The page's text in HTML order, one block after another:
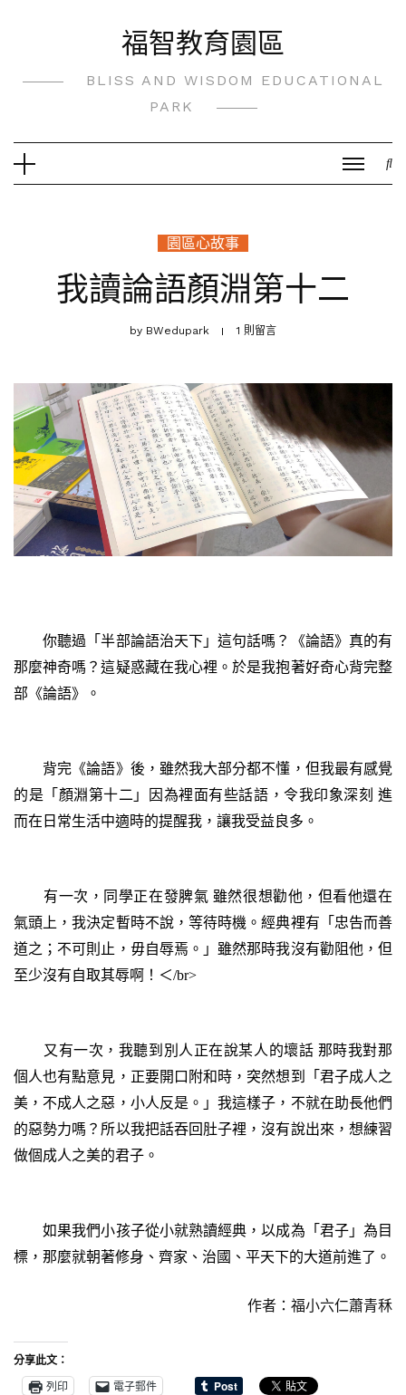
福智教育園區
BLISS AND WISDOM EDUCATIONAL
PARK
園區心故事
我讀論語顏淵第十二
by BWedupark 1 則留言
你聽過「半部論語治天下」這句話嗎？《論語》真的有
那麼神奇嗎？這疑惑藏在我心裡。於是我抱著好奇心背完整
部《論語》。
背完《論語》後，雖然我大部分都不懂，但我最有感覺
的是「顏淵第十二」因為裡面有些話語，令我印象深刻 進
而在日常生活中適時的提醒我，讓我受益良多。
有一次，同學正在發脾氣 雖然很想勸他，但看他還在
氣頭上，我決定暫時不說，等待時機。經典裡有「忠告而善
道之；不可則止，毋自辱焉。」雖然那時我沒有勸阻他，但
至少沒有自取其辱啊！＜/br>
又有一次，我聽到別人正在說某人的壞話 那時我對那
個人也有點意見，正要開口附和時，突然想到「君子成人之
美，不成人之惡，小人反是。」我這樣子，不就在助長他們
的惡勢力嗎？所以我把話吞回肚子裡，沒有說出來，想練習
做個成人之美的君子。
如果我們小孩子從小就熟讀經典，以成為「君子」為目
標，那麼就朝著修身、齊家、治國、平天下的大道前進了。
作者：福小六仁蕭青秝
分享此文：
列印
電子郵件